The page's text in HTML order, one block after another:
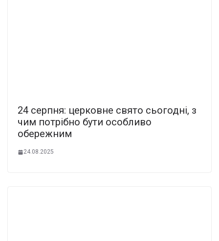
24 серпня: церковне свято сьогодні, з
чим потрібно бути особливо
обережним
24.08.2025